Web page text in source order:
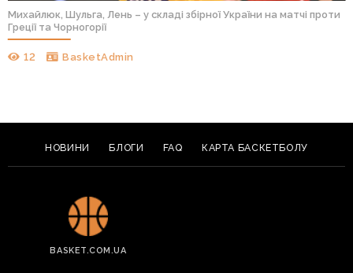
Михайлюк, Шульга, Лень – у складі збірної України на матчі проти
Греції та Чорногорії
12 BasketAdmin
НОВИНИ БЛОГИ FAQ КАРТА БАСКЕТБОЛУ
BASKET.COM.UA